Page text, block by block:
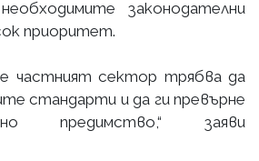
законодателни
приоритет.
частният сектор трябва да
стандарти и да ги превърне
предимство,“ заяви